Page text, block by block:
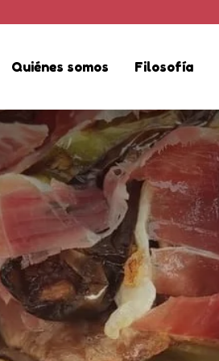
Quiénes somos Filosofía